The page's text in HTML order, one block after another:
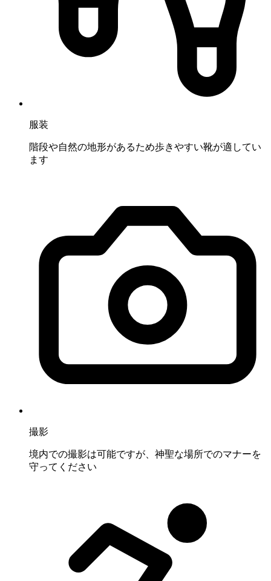
服装
階段や自然の地形があるため歩きやすい靴が適してい
ます
撮影
境内での撮影は可能ですが、神聖な場所でのマナーを
守ってください